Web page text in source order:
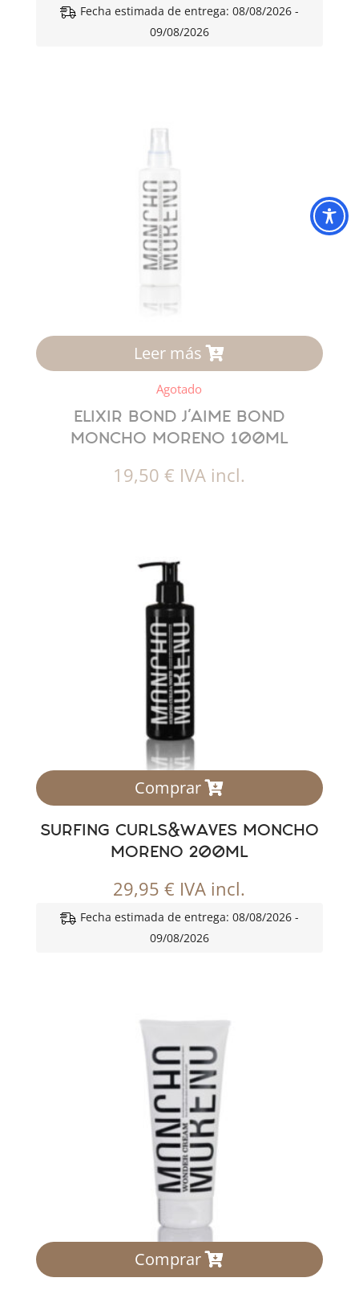
Fecha estimada de entrega: 08/08/2026 -
09/08/2026
Leer más
Agotado
ELIXIR BOND J’AIME BOND
MONCHO MORENO 100ML
19,50€ IVA incl.
Comprar
SURFING CURLS&WAVES MONCHO
MORENO 200ML
29,95€ IVA incl.
Fecha estimada de entrega: 08/08/2026 -
09/08/2026
Comprar